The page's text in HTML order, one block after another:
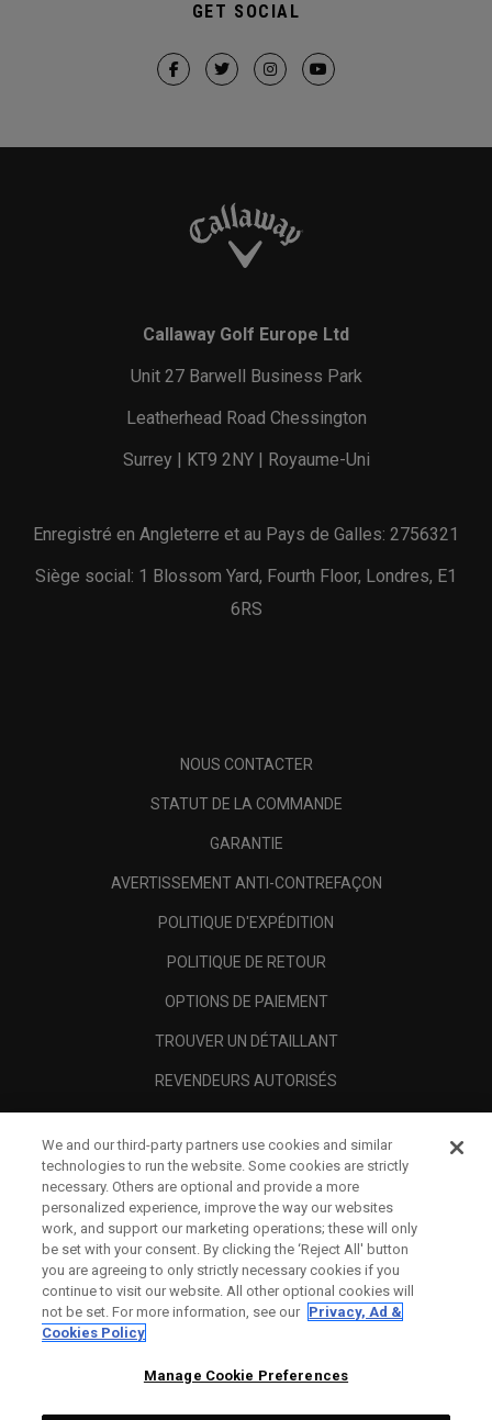
GET SOCIAL
Callaway Golf Europe Ltd
Unit 27 Barwell Business Park
Leatherhead Road Chessington
Surrey | KT9 2NY | Royaume-Uni
Enregistré en Angleterre et au Pays de Galles: 2756321
Siège social: 1 Blossom Yard, Fourth Floor, Londres, E1
6RS
NOUS CONTACTER
STATUT DE LA COMMANDE
GARANTIE
AVERTISSEMENT ANTI-CONTREFAÇON
POLITIQUE D'EXPÉDITION
POLITIQUE DE RETOUR
OPTIONS DE PAIEMENT
TROUVER UN DÉTAILLANT
REVENDEURS AUTORISÉS
A PROPOS
MENTIONS LÉGALES
We and our third-party partners use cookies and similar
technologies to run the website. Some cookies are strictly
necessary. Others are optional and provide a more
personalized experience, improve the way our websites
work, and support our marketing operations; these will only
be set with your consent. By clicking the ‘Reject All' button
you are agreeing to only strictly necessary cookies if you
continue to visit our website. All other optional cookies will
not be set. For more information, see our Privacy, Ad &
Cookies Policy
Manage Cookie Preferences